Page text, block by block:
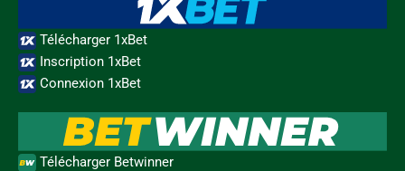
Télécharger 1xBet
Inscription 1xBet
Connexion 1xBet
Télécharger Betwinner